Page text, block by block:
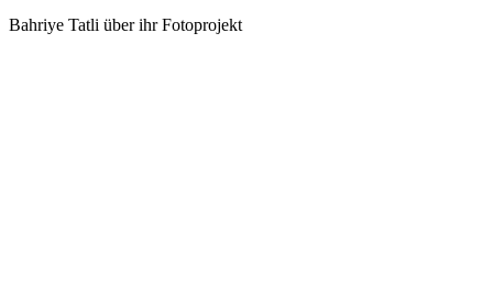
Bahriye Tatli über ihr Fotoprojekt